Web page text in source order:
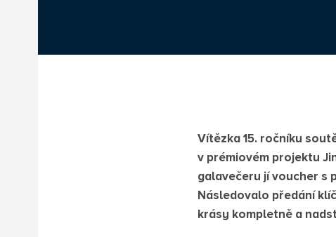
Vítězka 15. ročníku
v prémiovém projektu
galavečeru jí voucher s
Následovalo předání
krásy kompletně a